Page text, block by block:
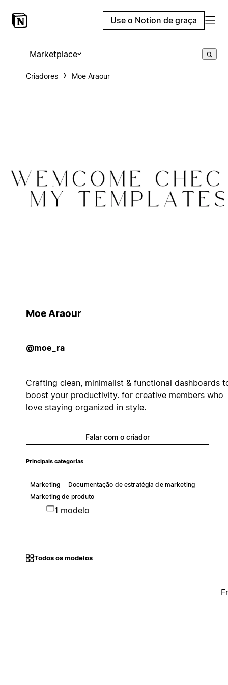
Use o Notion de graça
Marketplace
Criadores Moe Araour
Moe Araour
@moe_ra
Crafting clean, minimalist & functional dashboards
boost your productivity. for creative members who
love staying organized in style.
Falar com o criador
Principais categorias
Marketing
Documentação de estratégia de marketing
Marketing de produto
1 modelo
Todos os modelos